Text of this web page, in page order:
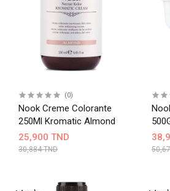
(0)
Nook Creme Colorante
250Ml Kromatic Almond
25,900 TND
30,884 TND